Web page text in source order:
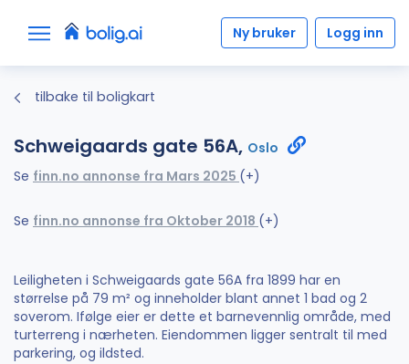
Ny bruker Logg inn
tilbake til boligkart
Schweigaards gate 56A, Oslo
Se finn.no annonse fra Mars 2025 (+)
Se finn.no annonse fra Oktober 2018 (+)
Leiligheten i Schweigaards gate 56A fra 1899 har en
størrelse på 79 m² og inneholder blant annet 1 bad og 2
soverom. Ifølge eier er dette et barnevennlig område, med
turterreng i nærheten. Eiendommen ligger sentralt til med
parkering, og ildsted.